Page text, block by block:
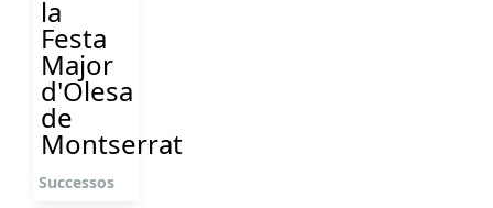
la
Festa
Major
d'Olesa
de
Montserrat
Successos